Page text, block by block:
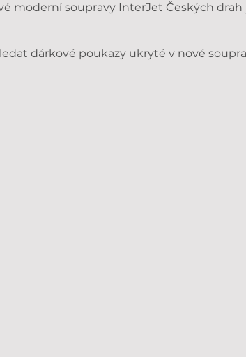
moderní soupravy InterJet Českých
dárkové poukazy ukryté v nové